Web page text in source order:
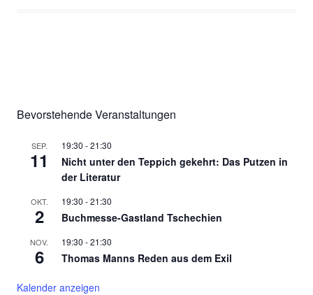
Bevorstehende Veranstaltungen
SEP.
11
19:30 -21:30
Nicht unter den Teppich gekehrt: Das Putzen in
der Literatur
OKT.
2
19:30 -21:30
Buchmesse-Gastland Tschechien
NOV.
6
19:30 -21:30
Thomas Manns Reden aus dem Exil
Kalender anzeigen